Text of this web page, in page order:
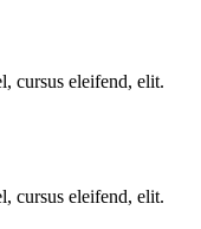
cursus eleifend, elit.
cursus eleifend, elit.